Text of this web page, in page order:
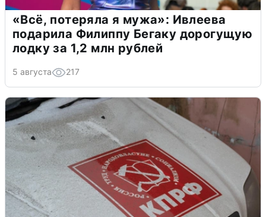
«Всё, потеряла я мужа»: Ивлеева
подарила Филиппу Бегаку дорогущую
лодку за 1,2 млн рублей
5 августа 217